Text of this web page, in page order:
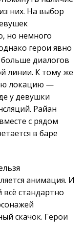
них. На выбор
но немного
герои явно
диалогов
линии. К тому же
локацию —
у девушки
Райан
с рядом
в баре
анимация. И
всё стандартно
скачок. Герои